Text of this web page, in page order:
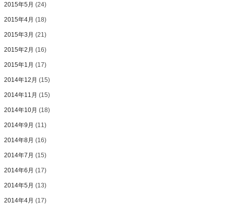
2015年5月 (24)
2015年4月 (18)
2015年3月 (21)
2015年2月 (16)
2015年1月 (17)
2014年12月 (15)
2014年11月 (15)
2014年10月 (18)
2014年9月 (11)
2014年8月 (16)
2014年7月 (15)
2014年6月 (17)
2014年5月 (13)
2014年4月 (17)